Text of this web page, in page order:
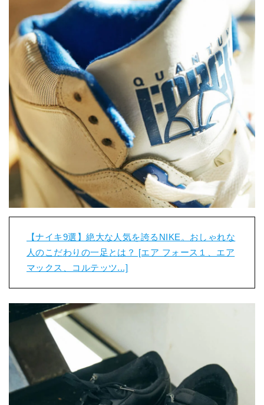
【ナイキ9選】絶大な人気を誇るNIKE。おしゃれな
人のこだわりの一足とは？ [エア フォース１、エア
マックス、コルテッツ...]